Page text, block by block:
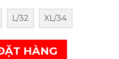
L/32 XL/34
HÀNG